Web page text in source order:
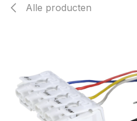
Alle producten